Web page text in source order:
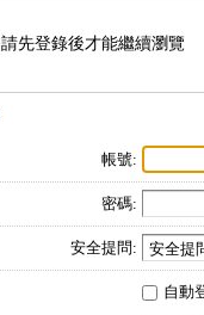
請先登錄後才能繼續瀏覽
帳號:
密碼:
安全提問:
自動